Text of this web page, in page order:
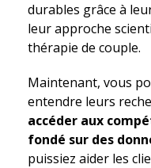
durables grâce à
leur approche
thérapie de couple.
Maintenant, vous
entendre leurs
accéder aux
fondé sur des
puissiez aider les